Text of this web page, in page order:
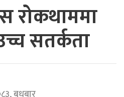
रोकथाममा
सतर्कता